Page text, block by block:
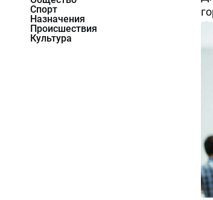
Спорт
Назначения
Происшествия
Культура